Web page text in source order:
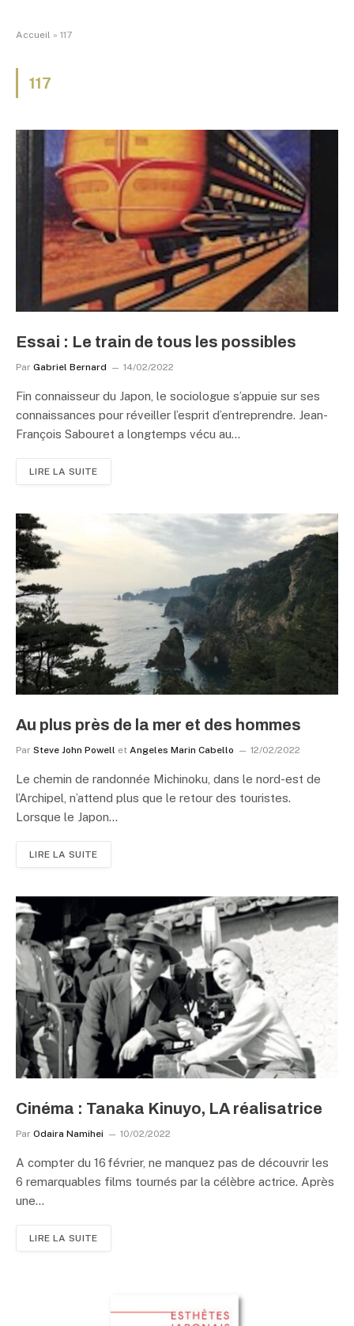
Accueil » 117
117
Essai : Le train de tous les possibles
Par Gabriel Bernard 14/02/2022
Fin connaisseur du Japon, le sociologue s’appuie sur ses
connaissances pour réveiller l’esprit d’entreprendre. Jean-
François Sabouret a longtemps vécu au…
LIRE LA SUITE
Au plus près de la mer et des hommes
Par Steve John Powell et Angeles Marin Cabello 12/02/2022
Le chemin de randonnée Michinoku, dans le nord-est de
l’Archipel, n’attend plus que le retour des touristes.
Lorsque le Japon…
LIRE LA SUITE
Cinéma : Tanaka Kinuyo, LA réalisatrice
Par Odaira Namihei 10/02/2022
A compter du 16 février, ne manquez pas de découvrir les
6 remarquables films tournés par la célèbre actrice. Après
une…
LIRE LA SUITE